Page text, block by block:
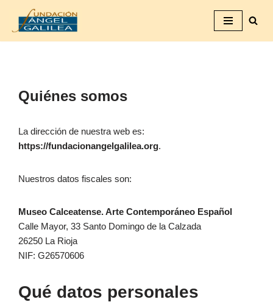
Saltar
Quiénes somos
La dirección de nuestra web es:
https://fundacionangelgalilea.org.
Nuestros datos fiscales son:
Museo Calceatense. Arte Contemporáneo Español
Calle Mayor, 33 Santo Domingo de la Calzada
26250 La Rioja
NIF: G26570606
Qué datos personales